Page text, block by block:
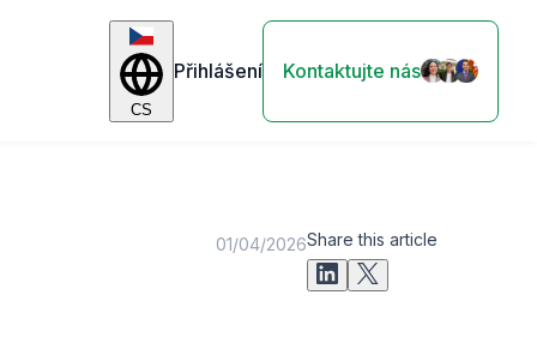
CS
Přihlášení Kontaktujte nás
01/04/2026Share this article